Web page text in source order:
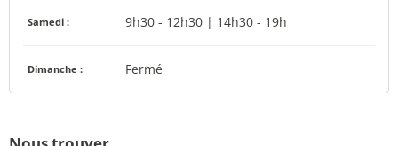
Samedi : 9h30 - 12h30 | 14h30 - 19h
Dimanche : Fermé